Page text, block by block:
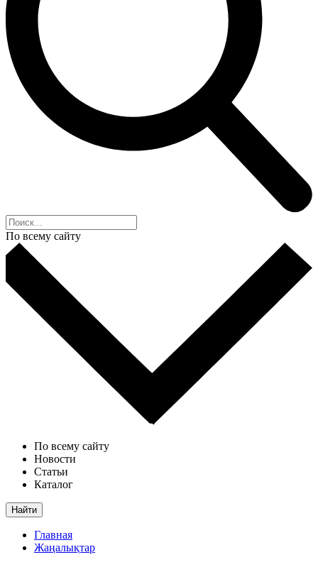
По всему сайту
По всему сайту
Новости
Статьи
Каталог
Найти
Главная
Жаңалықтар